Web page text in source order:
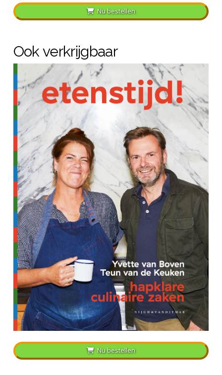
Nu bestellen
Ook verkrijgbaar
Nu bestellen